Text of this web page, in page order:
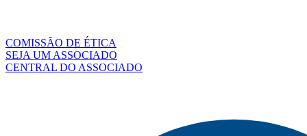
COMISSÃO DE ÉTICA
SEJA UM ASSOCIADO
CENTRAL DO ASSOCIADO